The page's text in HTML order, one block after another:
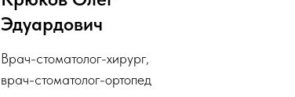
Эдуардович
Врач-стоматолог-хирург,
врач-стоматолог-ортопед